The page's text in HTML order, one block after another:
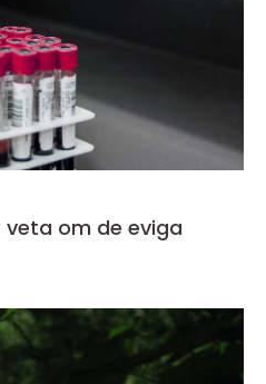
veta om de eviga